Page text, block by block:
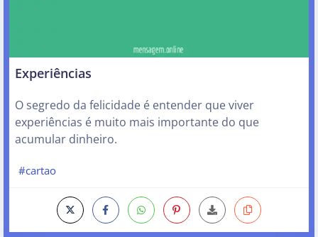
Experiências
O segredo da felicidade é entender que viver
experiências é muito mais importante do que
acumular dinheiro.
#cartao